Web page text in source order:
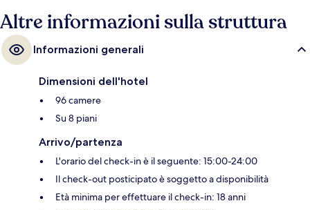
Altre informazioni sulla struttura
Informazioni generali
Dimensioni dell'hotel
96 camere
Su 8 piani
Arrivo/partenza
L'orario del check-in è il seguente: 15:00-24:00
Il check-out posticipato è soggetto a disponibilità
Età minima per effettuare il check-in: 18 anni